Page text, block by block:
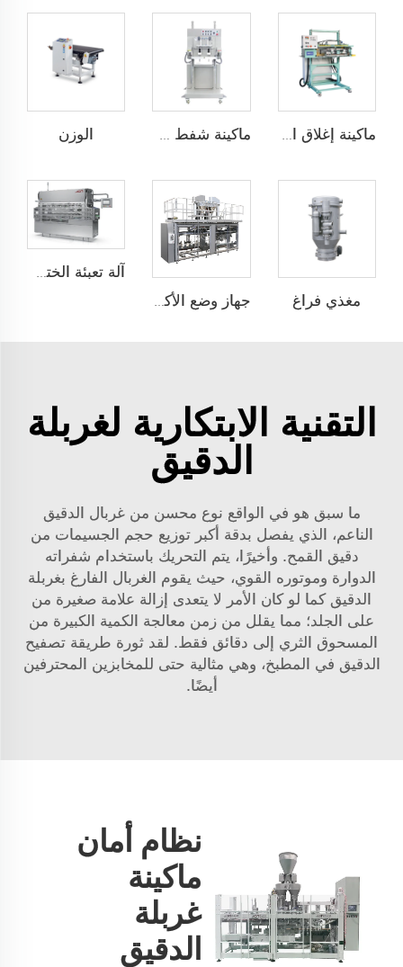
الوزن
مغذي فراغ جهاز وضع الأكياس تلقائيًا ذو محطتين JCN-G2-2A-B
آلة تعبئة الختم على الألواح
التقنية الابتكارية لغربلة
الدقيق
ما سبق هو في الواقع نوع محسن من غربال الدقيق
الناعم، الذي يفصل بدقة أكبر توزيع حجم الجسيمات من
دقيق القمح. وأخيرًا، يتم التحريك باستخدام شفراته
الدوارة وموتوره القوي، حيث يقوم الغربال الفارغ بغربلة
الدقيق كما لو كان الأمر لا يتعدى إزالة علامة صغيرة من
على الجلد؛ مما يقلل من زمن معالجة الكمية الكبيرة من
المسحوق الثري إلى دقائق فقط. لقد ثورة طريقة تصفيح
الدقيق في المطبخ، وهي مثالية حتى للمخابزين المحترفين
أيضًا.
نظام أمان
ماكينة
غربلة
الدقيق